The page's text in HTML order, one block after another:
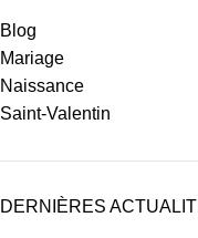
Blog
Mariage
Naissance
Saint-Valentin
DERNIÈRES